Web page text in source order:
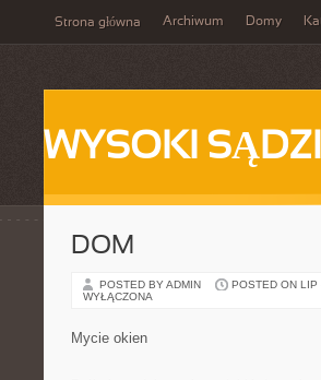
Strona główna Archiwum Domy
WYSOKI
DOM
POSTED BY ADMIN POSTED ON LIP
WYŁĄCZONA
Mycie okien